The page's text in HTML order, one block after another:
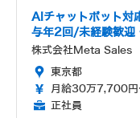
AIチャットボット対
与年2回/未経験歓迎
株式会社Meta Sales
東京都
月給30万7,700円
正社員